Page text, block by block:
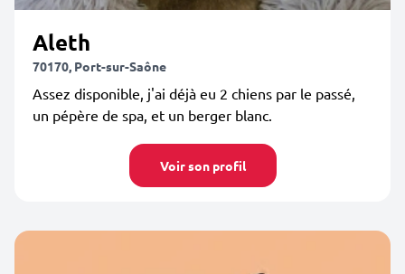
Aleth
70170, Port-sur-Saône
Assez disponible, j'ai déjà eu 2 chiens par le passé,
un pépère de spa, et un berger blanc.
Voir son profil